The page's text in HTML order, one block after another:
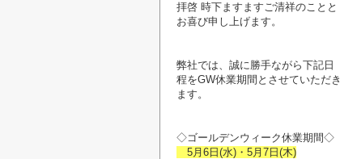
拝啓 時下ますますご清祥のことと
お喜び申し上げます。
弊社では、誠に勝手ながら下記日
程をGW休業期間とさせていただき
ます。
◇ゴールデンウィーク休業期間◇
5月6日(水)・5月7日(木)